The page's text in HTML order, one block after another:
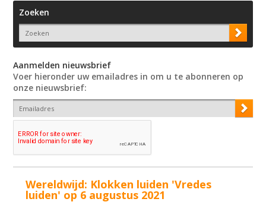
Zoeken
Aanmelden nieuwsbrief
Voer hieronder uw emailadres in om u te abonneren op
onze nieuwsbrief:
Wereldwijd: Klokken luiden 'Vredes
luiden' op 6 augustus 2021